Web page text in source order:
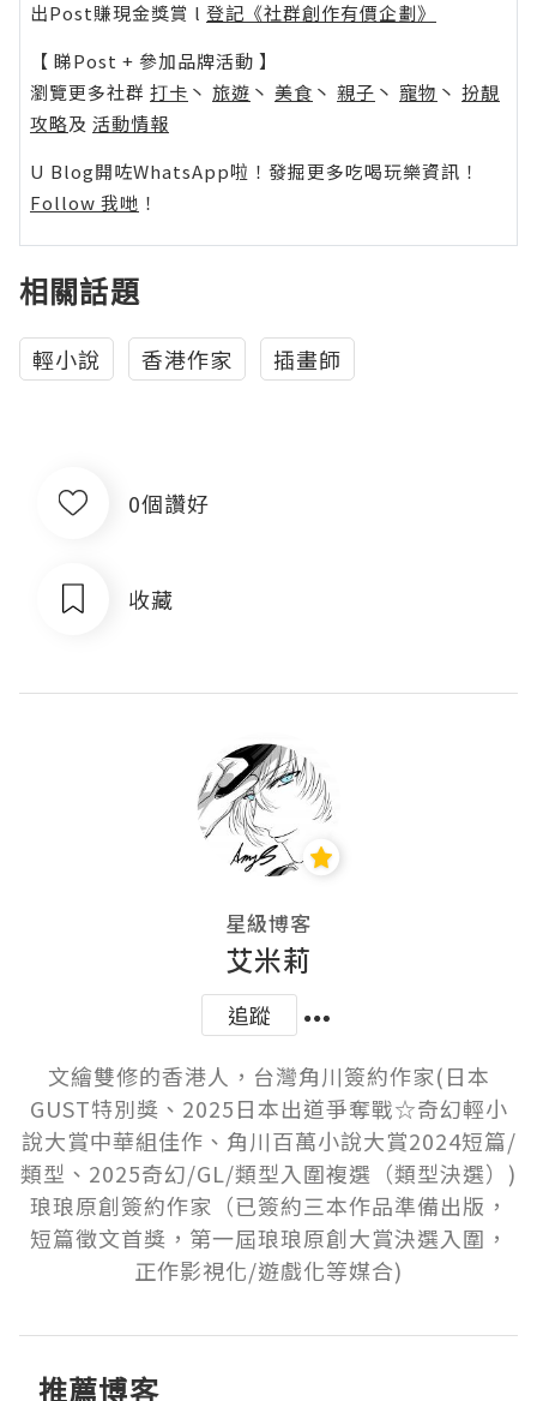
出Post賺現金獎賞 l 登記《社群創作有價企劃》
【 睇Post + 參加品牌活動 】
瀏覽更多社群 打卡 丶 旅遊 丶 美食 丶 親子 丶 寵物 丶 扮靚
攻略及 活動情報
U Blog開咗WhatsApp啦！發掘更多吃喝玩樂資訊！
Follow 我哋 ！
相關話題
輕小說 香港作家 插畫師
0個讚好
收藏
星級博客
艾米莉
追蹤
文繪雙修的香港人，台灣角川簽約作家(日本
GUST特別獎、2025日本出道爭奪戰☆奇幻輕小
說大賞中華組佳作、角川百萬小說大賞2024短篇/
類型、2025奇幻/GL/類型入圍複選（類型決選）)
琅琅原創簽約作家（已簽約三本作品準備出版，
短篇徵文首獎，第一屆琅琅原創大賞決選入圍，
正作影視化/遊戲化等媒合)
推薦博客